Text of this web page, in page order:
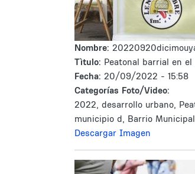
Nombre:
Tìtulo: Peatonal barrial en
Fecha: 20/09/2022 - 15:58
Categorías Foto/Video:
2022, desarrollo urbano,
municipio d, Barrio Municipal
Descargar Imagen